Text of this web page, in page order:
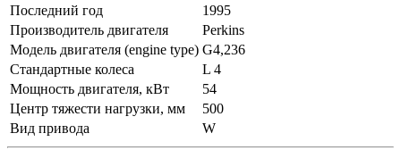
Последний год
1995
Производитель двигателя
Perkins
Модель двигателя (engine type) G4,236
Стандартные колеса
L 4
Мощность двигателя, кВт
54
Центр тяжести нагрузки, мм
500
Вид привода
W